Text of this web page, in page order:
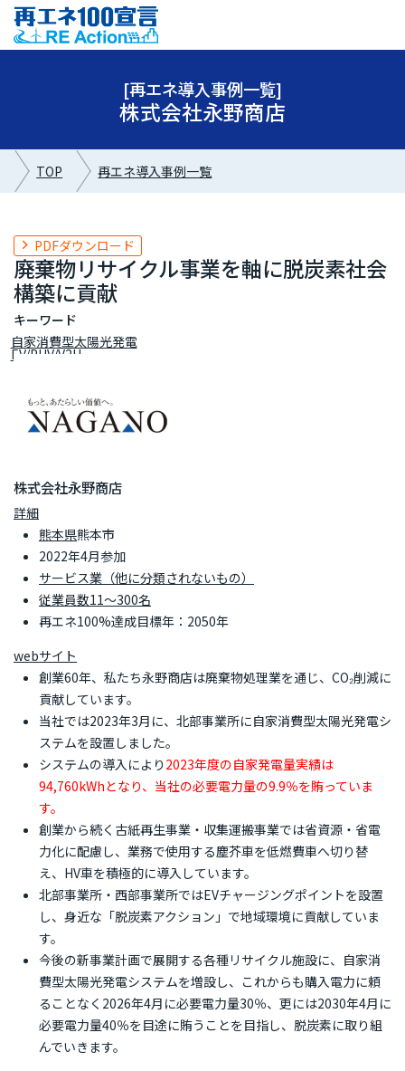
[再エネ導入事例一覧]
株式会社永野商店
TOP 再エネ導入事例一覧
PDFダウンロード
廃棄物リサイクル事業を軸に脱炭素社会
構築に貢献
キーワード
自家消費型太陽光発電
EV/PHV/V2H
株式会社永野商店
詳細
熊本県熊本市
2022年4月参加
サービス業（他に分類されないもの）
従業員数11～300名
再エネ100%達成目標年：2050年
webサイト
創業60年、私たち永野商店は廃棄物処理業を通じ、CO₂削減に
貢献しています。
当社では2023年3月に、北部事業所に自家消費型太陽光発電シ
ステムを設置しました。
システムの導入により 2023年度の自家発電量実績は
94,760kWhとなり、当社の必要電力量の9.9％を賄っていま
す。
創業から続く古紙再生事業・収集運搬事業では省資源・省電
力化に配慮し、業務で使用する塵芥車を低燃費車へ切り替
え、HV車を積極的に導入しています。
北部事業所・西部事業所ではEVチャージングポイントを設置
し、身近な「脱炭素アクション」で地域環境に貢献していま
す。
今後の新事業計画で展開する各種リサイクル施設に、自家消
費型太陽光発電システムを増設し、これからも購入電力に頼
ることなく2026年4月に必要電力量30％、更には2030年4月に
必要電力量40％を目途に賄うことを目指し、脱炭素に取り組
んでいきます。